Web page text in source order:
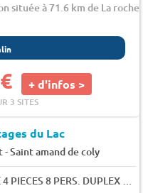
située à 71.6 km de La
+ d'infos >
3 SITES
du Lac
-Saint amand de coly